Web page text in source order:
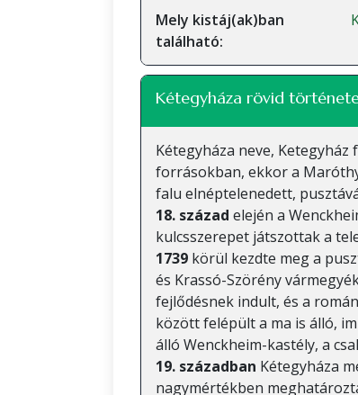
Mely kistáj(ak)ban
található:
Kétegyháza rövid
Kétegyháza neve,
forrásokban, ekkor a
falu elnéptelenedett,
18. század elején a
kulcsszerepet játszottak a
1739 körül kezdte meg a
és Krassó-Szörény
fejlődésnek indult, és a
között felépült a ma is álló,
álló Wenckheim-kastély, a
19. században Kétegyháza
nagymértékben